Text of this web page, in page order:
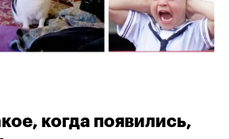
когда появились,